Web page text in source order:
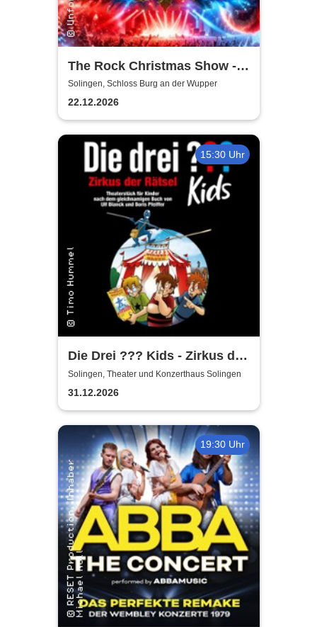
The Rock Christmas Show -
Schloss Burg an der Wupper
Solingen, Schloss Burg an der Wupper
22.12.2026
15:30 Uhr
Die Drei ??? Kids - Zirkus der
Rätsel
Solingen, Theater und Konzerthaus Solingen
31.12.2026
19:30 Uhr